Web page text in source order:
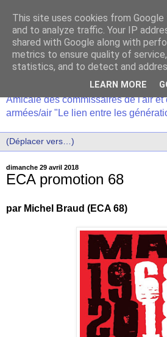
Amicale des commissaires de l'air et
armées/air "Le lien entre les
dimanche 29 avril 2018
ECA promotion 68
par Michel Braud (ECA 68)
This site uses cookies from
and to analyze traffic. Your IP
shared with Google along with
metrics to ensure quality of
statistics, and to detect and
LEARN MORE